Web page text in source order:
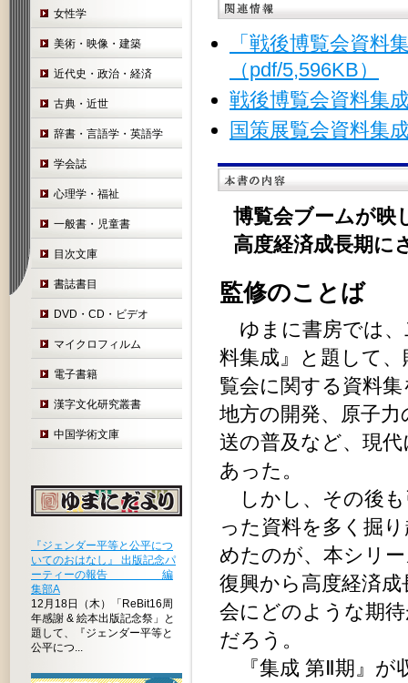
女性学
美術・映像・建築
近代史・政治・経済
古典・近世
辞書・言語学・英語学
学会誌
心理学・福祉
一般書・児童書
目次文庫
書誌書目
DVD・CD・ビデオ
マイクロフィルム
電子書籍
漢字文化研究叢書
中国学術文庫
『ジェンダー平等と公平につ
いてのおはなし』 出版記念パ
ーティーの報告 編
集部A
12月18日（木）「ReBit16周
年感謝 & 絵本出版記念祭」と
題して、『ジェンダー平等と
公平につ...
「戦後博覧会資
（pdf/5,596KB）
戦後博覧会資料集
国策展覧会資料
博覧会ブームが映
高度経済成長期に
監修のこと
ゆまに書房では、
料集成』と題して
覧会に関する資料
地方の開発、原子
送の普及など、現
あった。
しかし、その後も
った資料を多く掘
めたのが、本シリ
復興から高度経済
会にどのような期
だろう。
『集成 第Ⅱ期』が